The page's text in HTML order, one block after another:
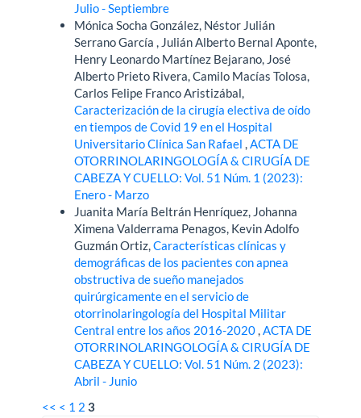
Julio - Septiembre
Mónica Socha González, Néstor Julián
Serrano García , Julián Alberto Bernal Aponte,
Henry Leonardo Martínez Bejarano, José
Alberto Prieto Rivera, Camilo Macías Tolosa,
Carlos Felipe Franco Aristizábal,
Caracterización de la cirugía electiva de oído
en tiempos de Covid 19 en el Hospital
Universitario Clínica San Rafael,ACTA DE
OTORRINOLARINGOLOGÍA & CIRUGÍA DE
CABEZA Y CUELLO: Vol. 51 Núm. 1 (2023):
Enero - Marzo
Juanita María Beltrán Henríquez, Johanna
Ximena Valderrama Penagos, Kevin Adolfo
Guzmán Ortiz,Características clínicas y
demográficas de los pacientes con apnea
obstructiva de sueño manejados
quirúrgicamente en el servicio de
otorrinolaringología del Hospital Militar
Central entre los años 2016-2020,ACTA DE
OTORRINOLARINGOLOGÍA & CIRUGÍA DE
CABEZA Y CUELLO: Vol. 51 Núm. 2 (2023):
Abril - Junio
<< < 1 2 3